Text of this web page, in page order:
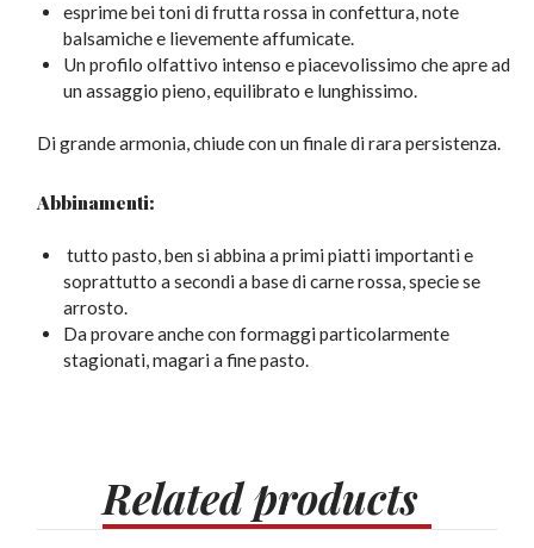
esprime bei toni di frutta rossa in confettura, note
balsamiche e lievemente affumicate.
Un profilo olfattivo intenso e piacevolissimo che apre ad
un assaggio pieno, equilibrato e lunghissimo.
Di grande armonia, chiude con un finale di rara persistenza.
Abbinamenti:
tutto pasto, ben si abbina a primi piatti importanti e
soprattutto a secondi a base di carne rossa, specie se
arrosto.
Da provare anche con formaggi particolarmente
stagionati, magari a fine pasto.
Relatedproducts